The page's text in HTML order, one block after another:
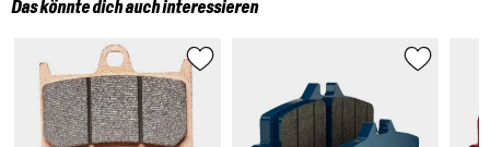
Das könnte dich auch interessieren